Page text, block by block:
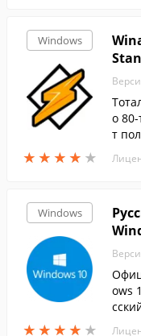
Windows
★ ★ ★ ★ ★
★ ★ ★ ★ ★
о
т
Windows
★ ★ ★ ★ ★
★ ★ ★ ★ ★
ows